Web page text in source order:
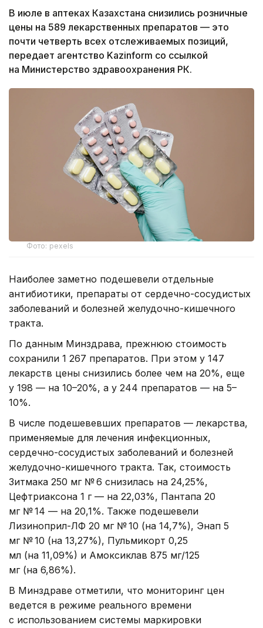
В июле в аптеках Казахстана снизились розничные
цены на 589 лекарственных препаратов — это
почти четверть всех отслеживаемых позиций,
передает агентство Kazinform со ссылкой
на Министерство здравоохранения РК.
Фото: pexels
Наиболее заметно подешевели отдельные
антибиотики, препараты от сердечно-сосудистых
заболеваний и болезней желудочно-кишечного
тракта.
По данным Минздрава, прежнюю стоимость
сохранили 1 267 препаратов. При этом у 147
лекарств цены снизились более чем на 20%, еще
у 198 — на 10–20%, а у 244 препаратов — на 5–
10%.
В числе подешевевших препаратов — лекарства,
применяемые для лечения инфекционных,
сердечно-сосудистых заболеваний и болезней
желудочно-кишечного тракта. Так, стоимость
Зитмака 250 мг № 6 снизилась на 24,25%,
Цефтриаксона 1 г — на 22,03%, Пантапа 20
мг № 14 — на 20,1%. Также подешевели
Лизиноприл-ЛФ 20 мг № 10 (на 14,7%), Энап 5
мг № 10 (на 13,27%), Пульмикорт 0,25
мл (на 11,09%) и Амоксиклав 875 мг/125
мг (на 6,86%).
В Минздраве отметили, что мониторинг цен
ведется в режиме реального времени
с использованием системы маркировки